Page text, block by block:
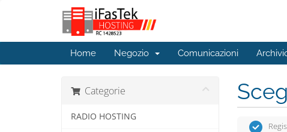
Home Negozio Comunicazioni
Categorie
RADIO HOSTING